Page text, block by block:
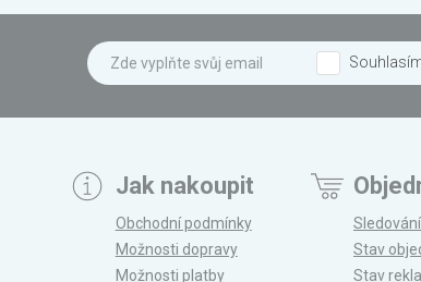
Jak nakoupit
Obchodní podmínky
Možnosti dopravy
Možnosti platby
Stav
Stav